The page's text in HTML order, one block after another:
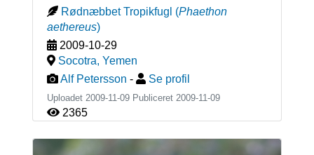
Rødnæbbet Tropikfugl (Phaethon
aethereus)
2009-10-29
Socotra, Yemen
Alf Petersson - Se profil
Uploadet 2009-11-09 Publiceret 2009-11-09
2365